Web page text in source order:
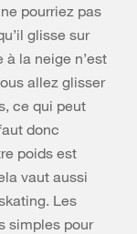
pourriez pas
glisse sur
la neige n’est
allez glisser
ce qui peut
donc
poids est
vaut aussi
Les
simples pour